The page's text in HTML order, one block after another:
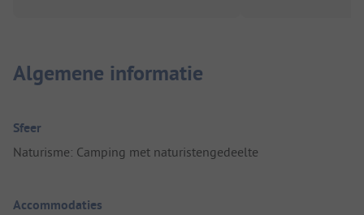
Algemene informatie
Sfeer
Naturisme: Camping met naturistengedeelte
Accommodaties